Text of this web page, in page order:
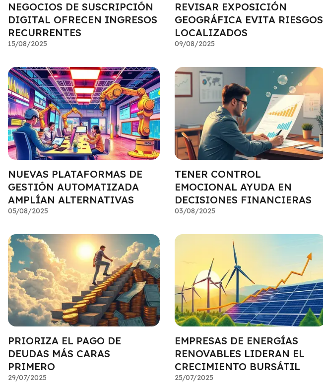
NEGOCIOS DE SUSCRIPCIÓN
DIGITAL OFRECEN INGRESOS
RECURRENTES
15/08/2025
REVISAR EXPOSICIÓN
GEOGRÁFICA EVITA RIESGOS
LOCALIZADOS
09/08/2025
NUEVAS PLATAFORMAS DE
GESTIÓN AUTOMATIZADA
AMPLÍAN ALTERNATIVAS
05/08/2025
TENER CONTROL
EMOCIONAL AYUDA EN
DECISIONES FINANCIERAS
03/08/2025
PRIORIZA EL PAGO DE
DEUDAS MÁS CARAS
PRIMERO
29/07/2025
EMPRESAS DE ENERGÍAS
RENOVABLES LIDERAN EL
CRECIMIENTO BURSÁTIL
25/07/2025